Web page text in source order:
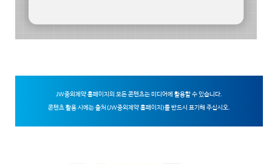
JW중외제약 홈페이지의 모든 콘텐츠는 미디어에 활용할 수 있습니다.
콘텐츠 활용 시에는 출처(JW중외제약 홈페이지)를 반드시 표기해 주십시오.